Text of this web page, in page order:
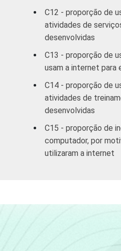
Mais
SM
Mais
CLASSE
SOCIAL
A
B
C
CONDIÇÃO
PEA
C12 - proporção de
atividades de
desenvolvidas
C13 - proporção de
usam a internet para
C14 - proporção de
atividades de
desenvolvidas
C15 - proporção de
computador, por
utilizaram a internet